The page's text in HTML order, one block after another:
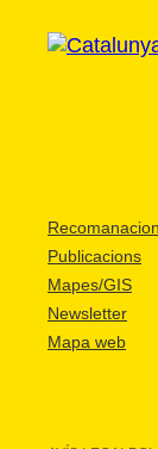
Publicacions
Mapes/GIS
Newsletter
Mapa web